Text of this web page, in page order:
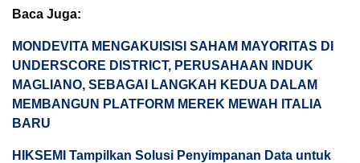
Baca Juga:
MONDEVITA MENGAKUISISI SAHAM MAYORITAS DI
UNDERSCORE DISTRICT, PERUSAHAAN INDUK
MAGLIANO, SEBAGAI LANGKAH KEDUA DALAM
MEMBANGUN PLATFORM MEREK MEWAH ITALIA
BARU
HIKSEMI Tampilkan Solusi Penyimpanan Data untuk